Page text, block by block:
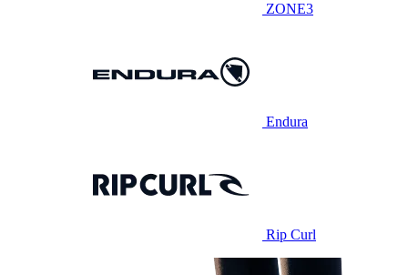
ZONE3
Endura
Rip Curl